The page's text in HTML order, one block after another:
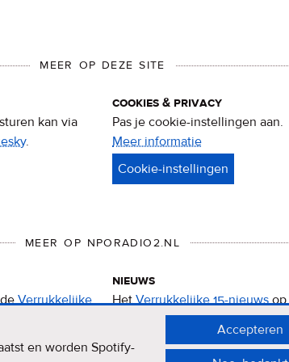
MEER OP DEZE SITE
kan via
.
cookies & privacy
Pas je cookie-instellingen aan.
Meer informatie
&
MEER OP NPORADIO2.NL
deVerrukkelijke
nieuws
HetVerrukkelijke 15-nieuwsop
de NPO Radio 2-website.
en worden Spotify-
Accepteren